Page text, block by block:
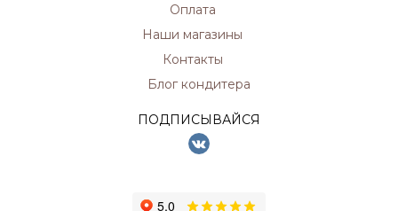
Оплата
Наши магазины
Контакты
Блог кондитера
ПОДПИСЫВАЙСЯ